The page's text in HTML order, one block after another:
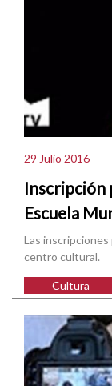
29 Julio 2016
Inscripción
Escuela
Las
centro cultural.
Cultura